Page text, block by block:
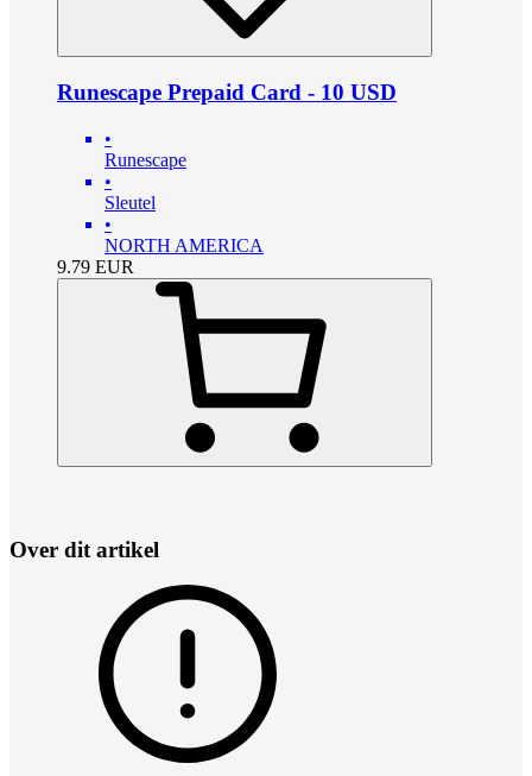
Runescape Prepaid Card - 10 USD
•
Runescape
•
Sleutel
•
NORTH AMERICA
9.79 EUR
Over dit artikel